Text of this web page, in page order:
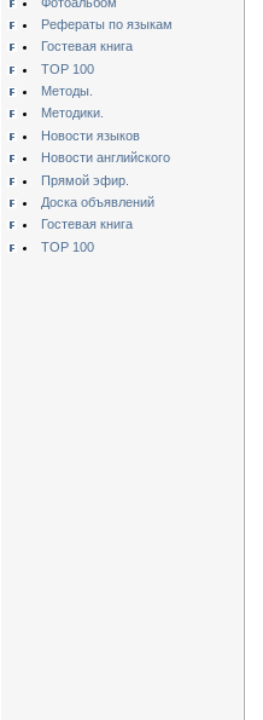
Рефераты по языкам
Гостевая книга
TOP 100
Методы.
Методики.
Новости языков
Новости английского
Прямой эфир.
Доска объявлений
Гостевая книга
TOP 100